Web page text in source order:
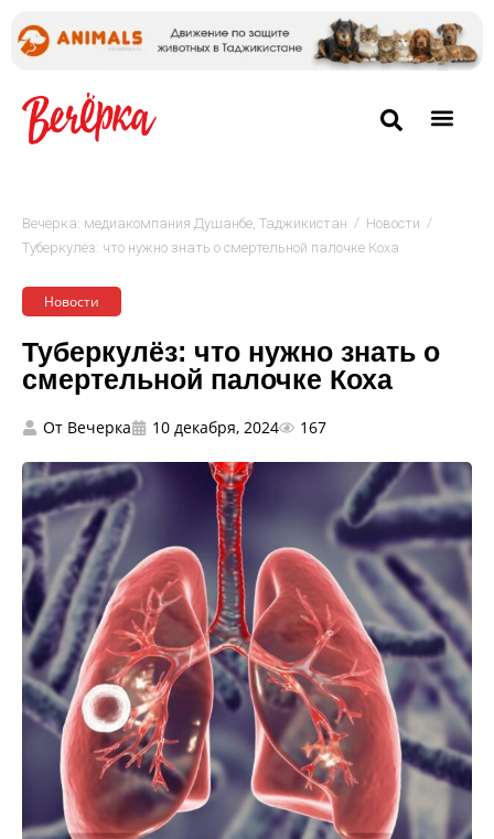
Вечёрка: медиакомпания Душанбе, Таджикистан / Новости /
Туберкулёз: что нужно знать о смертельной палочке Коха
Новости
Туберкулёз: что нужно знать о
смертельной палочке Коха
От Вечерка 10 декабря, 2024 167